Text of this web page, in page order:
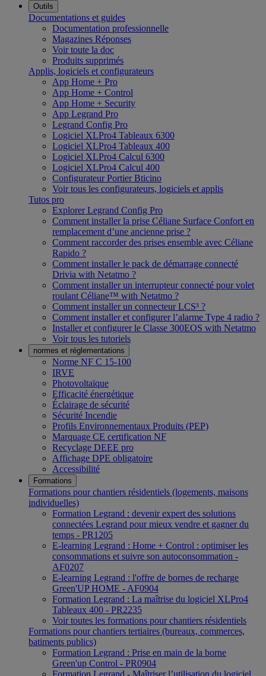
Outils
Documentations et guides
Documentation professionnelle
Magazines Réponses
Voir toute la doc
Produits supprimés
Applis, logiciels et configurateurs
App Home + Pro
App Home + Control
App Home + Security
App Legrand Pro
Legrand Config Pro
Logiciel XLPro4 Tableaux 6300
Logiciel XLPro4 Tableaux 400
Logiciel XLPro4 Calcul 6300
Logiciel XLPro4 Calcul 400
Configurateur Portier Bticino
Voir tous les configurateurs, logiciels et applis
Tutos pro
Explorer Legrand Config Pro
Comment installer la prise Céliane Surface Confort en
remplacement d’une ancienne prise ?
Comment raccorder des prises ensemble avec Céliane
Rapido ?
Comment installer le pack de démarrage connecté
Drivia with Netatmo ?
Comment installer un interrupteur connecté pour volet
roulant Céliane™ with Netatmo ?
Comment installer un connecteur LCS³ ?
Comment installer et configurer l’alarme Type 4 radio ?
Installer et configurer le Classe 300EOS with Netatmo
Voir tous les tutoriels
normes et réglementations
Norme NF C 15-100
IRVE
Photovoltaïque
Efficacité énergétique
Éclairage de sécurité
Sécurité Incendie
Profils Environnementaux Produits (PEP)
Marquage CE certification NF
Recyclage DEEE pro
Affichage DPE obligatoire
Accessibilité
Formations
Formations pour chantiers résidentiels (logements, maisons
individuelles)
Formation Legrand : devenir expert des solutions
connectées Legrand pour mieux vendre et gagner du
temps - PR1205
E-learning Legrand : Home + Control : optimiser les
consommations et suivre son autoconsommation -
AF0207
E-learning Legrand : l'offre de bornes de recharge
Green'UP HOME - AF0904
Formation Legrand : La maîtrise du logiciel XLPro4
Tableaux 400 - PR2235
Voir toutes les formations pour chantiers résidentiels
Formations pour chantiers tertiaires (bureaux, commerces,
batiments publics)
Formation Legrand : Prise en main de la borne
Green'up Control - PR0904
Formation Legrand - Maîtriser l’utilisation du logiciel